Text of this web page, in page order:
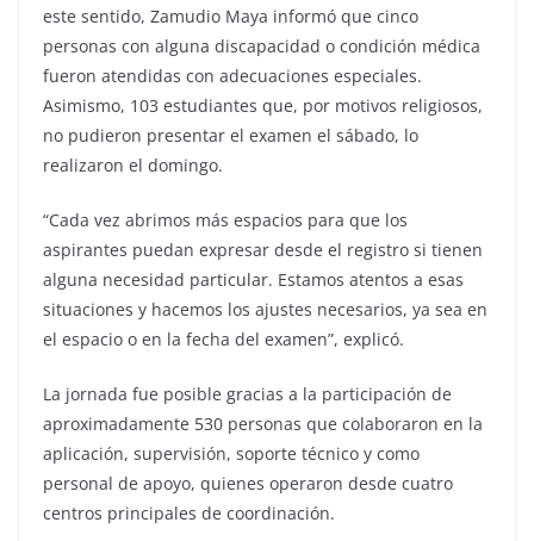
este sentido, Zamudio Maya informó que cinco
personas con alguna discapacidad o condición médica
fueron atendidas con adecuaciones especiales.
Asimismo, 103 estudiantes que, por motivos religiosos,
no pudieron presentar el examen el sábado, lo
realizaron el domingo.
“Cada vez abrimos más espacios para que los
aspirantes puedan expresar desde el registro si tienen
alguna necesidad particular. Estamos atentos a esas
situaciones y hacemos los ajustes necesarios, ya sea en
el espacio o en la fecha del examen”, explicó.
La jornada fue posible gracias a la participación de
aproximadamente 530 personas que colaboraron en la
aplicación, supervisión, soporte técnico y como
personal de apoyo, quienes operaron desde cuatro
centros principales de coordinación.